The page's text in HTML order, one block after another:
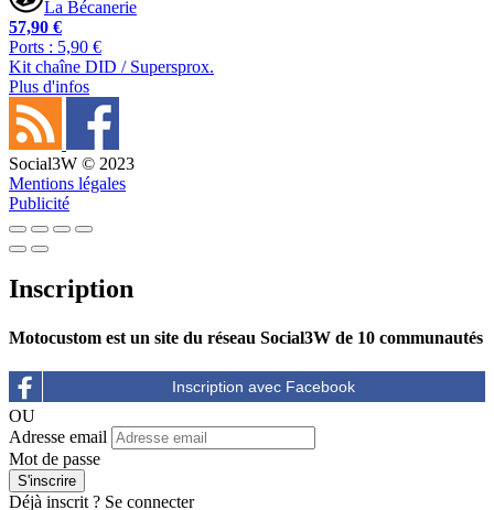
La Bécanerie
57,90 €
Ports : 5,90 €
Kit chaîne DID / Supersprox.
Plus d'infos
Social3W © 2023
Mentions légales
Publicité
Inscription
Motocustom est un site du réseau Social3W de 10 communautés
OU
Adresse email
Mot de passe
Déjà inscrit ? Se connecter